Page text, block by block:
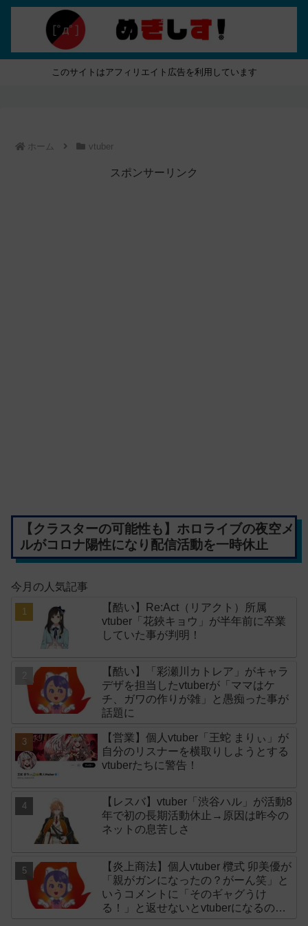
このサイトはアフィリエイト広告を利用しています
ホーム vtuber
スポンサーリンク
【クラスターの可能性も】ホロライブの夜空メ
ルがコロナ陽性になり配信活動を一時休止
今月の人気記事
【酷い】Re:Act（リアクト）所属
vtuber「花鋏キョウ」が半年前に卒業
していた事が判明！
【酷い】「彩瀬川カトレア」がキャラ
デザを担当したvtuberが「ママはケ
チ、ガワの作りが雑」と愚痴った事が
話題に
【営業】個人vtuber「王蛇 まりぃ」が
自分のリスナーを横取りしようとする
vtuberたちに警告！
【レスバ】vtuber「渋谷ハル」が活動8
年で初の長期活動休止→原因は昨今の
ネットの息苦しさ
【炎上商法】個人vtuber 欖式 卯美優が
「親がガンになったの？がーん笑」と
いうコメントに「そのギャグうけ
る！」と返せないとvtuberになるのは